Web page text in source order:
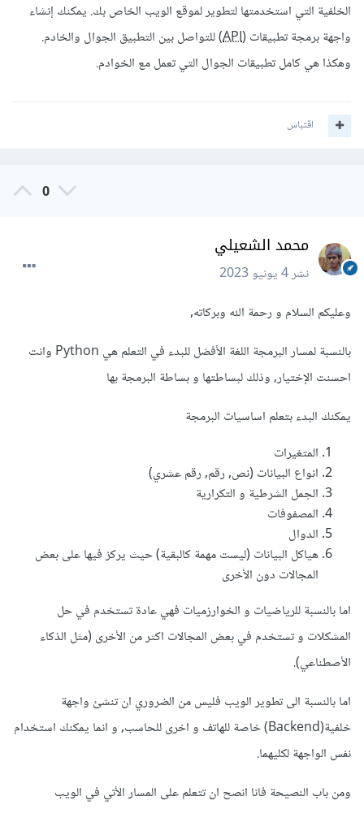
الخلفية التي استخدمتها لتطوير لموقع الويب الخاص بك. يمكنك إنشاء
واجهة برمجة تطبيقات ( API) للتواصل بين التطبيق الجوال والخادم.
وهكذا هي كامل تطبيقات الجوال التي تعمل مع الخوادم.
اقتباس
0
محمد الشعيلي
نشر4 يونيو 2023
وعليكم السلام و رحمة الله وبركاته,
بالنسبة لمسار البرمجة اللغة الأفضل للبدء في التعلم هي Python وانت
احسنت الإختيار, وذلك لبساطتها و بساطة البرمجة بها
يمكنك البدء بتعلم اساسيات البرمجة
المتغيرات
انواع البيانات (نص, رقم, رقم عشري)
الجمل الشرطية و التكرارية
المصفوفات
الدوال
هياكل البيانات (ليست مهمة كالبقية) حيث يركز فيها على بعض
المجالات دون الأخرى
اما بالنسبة للرياضيات و الخوارزميات فهي عادة تستخدم في حل
المشكلات و تستخدم في بعض المجالات اكثر من الأخرى (مثل الذكاء
الأصطناعي).
اما بالنسبة الى تطوير الويب فليس من الضروري ان تنشئ واجهة
خلفية(Backend) خاصة للهاتف و اخرى للحاسب, و انما يمكنك استخدام
نفس الواجهة لكليهما.
ومن باب النصيحة فانا انصح ان تتعلم على المسار الأتي في الويب